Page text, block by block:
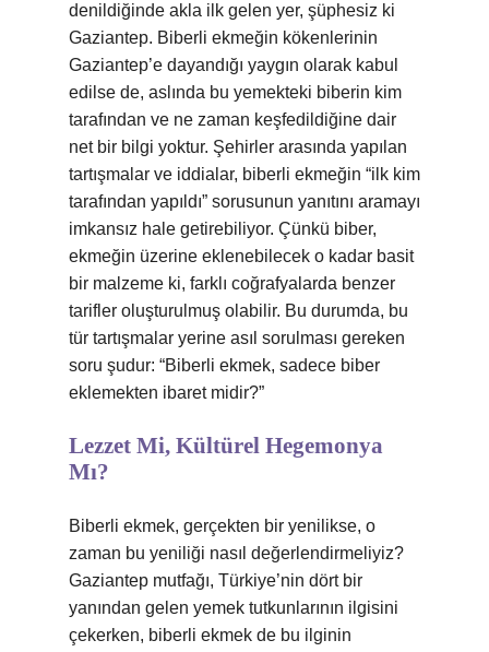
denildiğinde akla ilk gelen yer, şüphesiz ki
Gaziantep. Biberli ekmeğin kökenlerinin
Gaziantep’e dayandığı yaygın olarak kabul
edilse de, aslında bu yemekteki biberin kim
tarafından ve ne zaman keşfedildiğine dair
net bir bilgi yoktur. Şehirler arasında yapılan
tartışmalar ve iddialar, biberli ekmeğin “ilk kim
tarafından yapıldı” sorusunun yanıtını aramayı
imkansız hale getirebiliyor. Çünkü biber,
ekmeğin üzerine eklenebilecek o kadar basit
bir malzeme ki, farklı coğrafyalarda benzer
tarifler oluşturulmuş olabilir. Bu durumda, bu
tür tartışmalar yerine asıl sorulması gereken
soru şudur: “Biberli ekmek, sadece biber
eklemekten ibaret midir?”
Lezzet Mi, Kültürel Hegemonya
Mı?
Biberli ekmek, gerçekten bir yenilikse, o
zaman bu yeniliği nasıl değerlendirmeliyiz?
Gaziantep mutfağı, Türkiye’nin dört bir
yanından gelen yemek tutkunlarının ilgisini
çekerken, biberli ekmek de bu ilginin